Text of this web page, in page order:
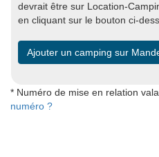
devrait être sur Location-
en cliquant sur le bouton ci-
Ajouter un camping sur
* Numéro de mise en relation
numéro ?